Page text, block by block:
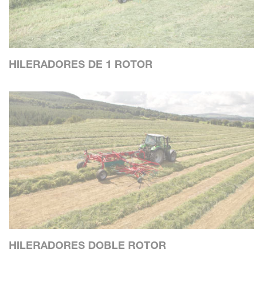
HILERADORES DE 1 ROTOR
HILERADORES DOBLE ROTOR